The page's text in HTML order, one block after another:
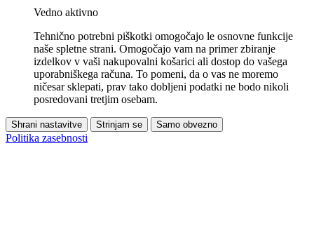
Vedno aktivno
Tehnično potrebni piškotki omogočajo le osnovne funkcije
naše spletne strani. Omogočajo vam na primer zbiranje
izdelkov v vaši nakupovalni košarici ali dostop do vašega
uporabniškega računa. To pomeni, da o vas ne moremo
ničesar sklepati, prav tako dobljeni podatki ne bodo nikoli
posredovani tretjim osebam.
Shrani nastavitve Strinjam se Samo obvezno
Politika zasebnosti